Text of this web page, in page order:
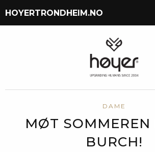
HOYERTRONDHEIM.NO
DAME
MØT SOMMEREN
BURCH!